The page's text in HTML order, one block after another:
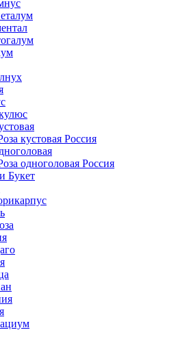
кустовая Россия
одноголовая Россия
Букет